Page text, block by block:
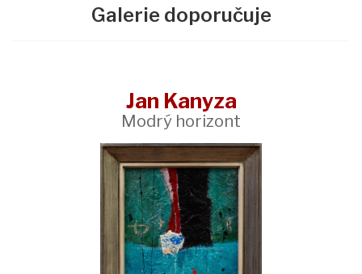
Galerie doporučuje
Jan Kanyza
Modrý horizont